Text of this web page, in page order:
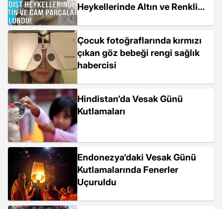
Heykellerinde Altın ve Renkli
Çocuk fotoğraflarında kırmızı
çıkan göz bebeği rengi sağlık
habercisi
Hindistan'da Vesak Günü
Kutlamaları
Endonezya'daki Vesak Günü
Kutlamalarında Fenerler
Uçuruldu